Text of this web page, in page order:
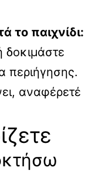
το παιχνίδι:
δοκιμάστε
περιήγησης.
αναφέρετέ